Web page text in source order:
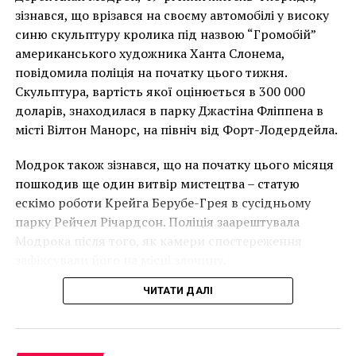
абсолютно хрінові. Є
люди, які блукають
цими картинними
галереями, знаходячи
красу, властиву
мистецтву, що
зображує природу, і в
той же час не в змозі
зрозуміти красу, яка
зникає разом із
нашими древніми
лісами, чи сотнями
видів, які вимирають
Чоловік позує під макетом чайки, яка ось-ось
накинеться на упаковку чіпсів – сюжет графіті, що
має ознаки вуличного художника Бенксі, на стіні в
Лоустофті на східному узбережжі Англії 8 серпня 2021
року. (Фото Джастіна Талліса / AFP)
В інтерв’ю “Таймс” пан Куттс сказав:
“Спочатку це було
неймовірно, але з
розвитком подій це
стало надзвичайно
впевнений, що Бенксі
усвідомлює
непередбачувані
зізнався, що врізався на своєму автомобілі у високу
синю скульптуру кролика під назвою “Громобій”
американського художника Ханта Слонема,
повідомила поліція на початку цього тижня.
Скульптура, вартість якої оцінюється в 300 000
доларів, знаходилася в парку Джастіна Фліппена в
місті Вілтон Манорс, на північ від Форт-Лодердейла.
Модрок також зізнався, що на початку цього місяця
пошкодив ще один витвір мистецтва – статую
ескімо роботи Крейга Берубе-Грея в сусідньому
парку Рейчел Річардсон. Поліція заарештувала
Модрока після того, як камери спостереження
ЧИТАТИ ДАЛІ